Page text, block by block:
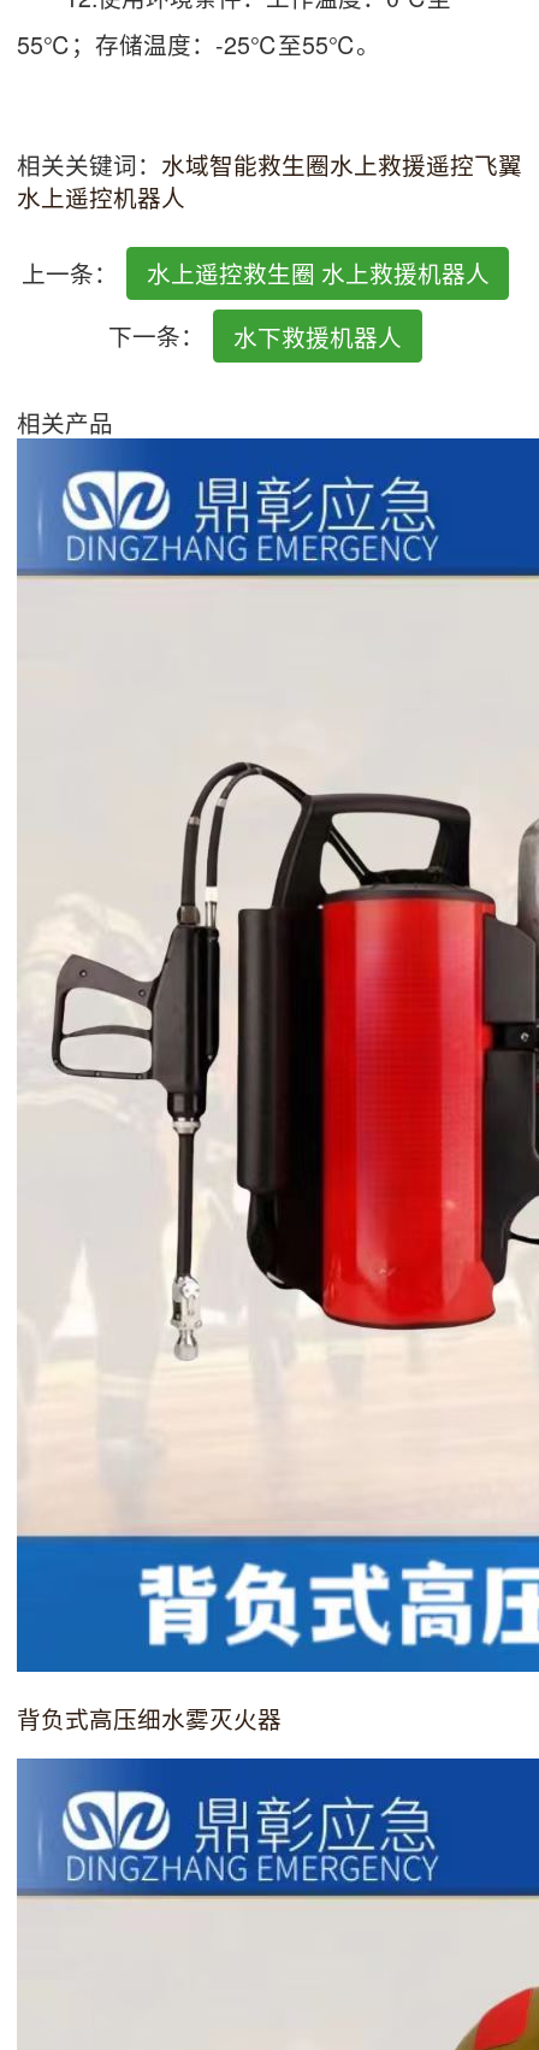
55℃；存储温度：-25℃至55℃。
相关关键词： 水域智能救生圈水上救援遥控飞翼
水上遥控机器人
上一条：
水上遥控救生圈 水上救援机器人
下一条：
水下救援机器人
相关产品
背负式高压细水雾灭火器